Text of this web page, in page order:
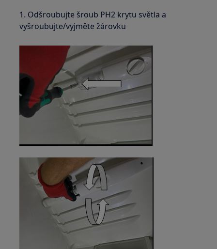
1. Odšroubujte šroub PH2 krytu světla a
vyšroubujte/vyjměte žárovku